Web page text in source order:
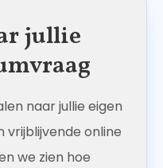
jullie
naar jullie eigen
vrijblijvende online
we zien hoe